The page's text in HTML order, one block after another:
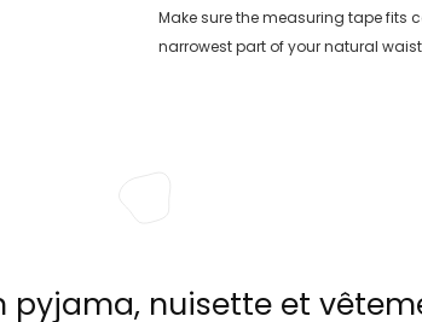
Make sure the measuring tape fits
narrowest part of your natural
pyjama, nuisette et